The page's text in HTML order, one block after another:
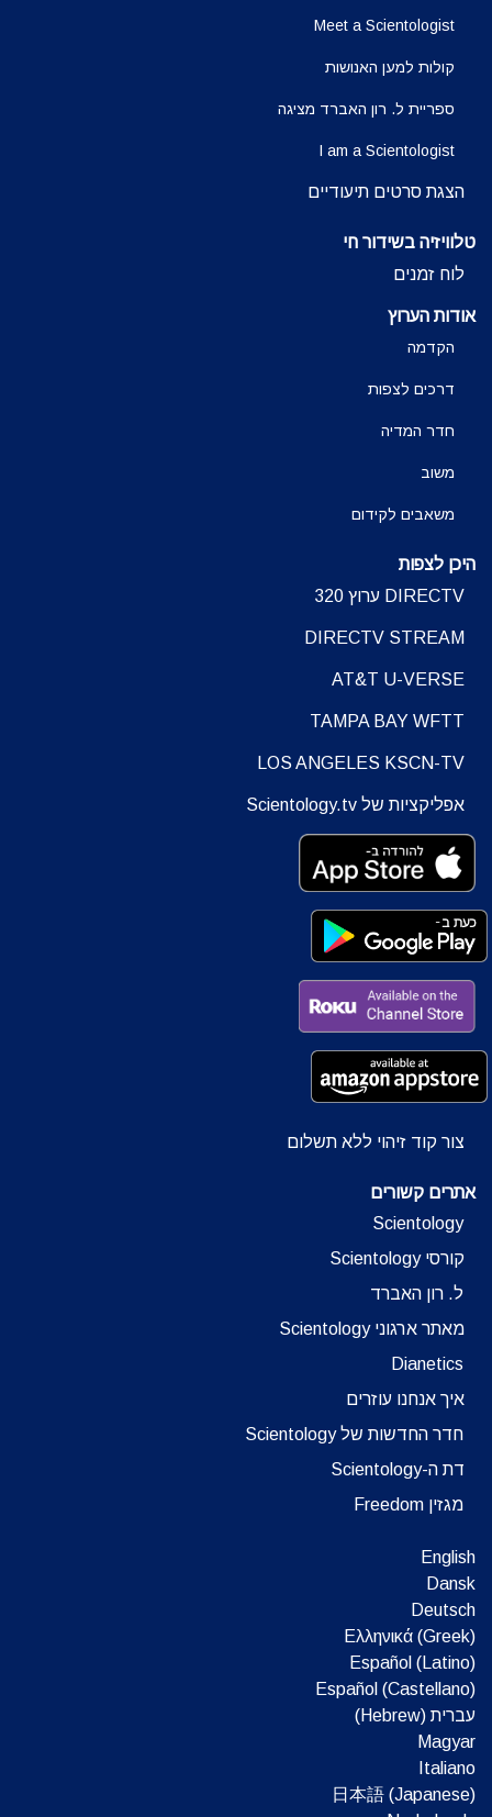
Meet a Scientologist
קולות למען האנושות
ספריית ל. רון האברד מציגה
I am a Scientologist
הצגת סרטים תיעודיים
טלוויזיה בשידור חי
לוח זמנים
אודות הערוץ
הקדמה
דרכים לצפות
חדר המדיה
משוב
משאבים לקידום
היכן לצפות
DIRECTV ערוץ 320
DIRECTV STREAM
AT&T U-VERSE
TAMPA BAY WFTT
LOS ANGELES KSCN-TV
אפליקציות של Scientology.tv
צור קוד זיהוי ללא תשלום
אתרים קשורים
Scientology
קורסי Scientology
ל. רון האברד
מאתר ארגוני Scientology
Dianetics
איך אנחנו עוזרים
חדר החדשות של Scientology
דת ה-Scientology
מגזין Freedom
English
Dansk
Deutsch
Ελληνικά (Greek)
Español (Latino)
Español (Castellano)
עברית (Hebrew)‏
Magyar
Italiano
日本語 (Japanese)